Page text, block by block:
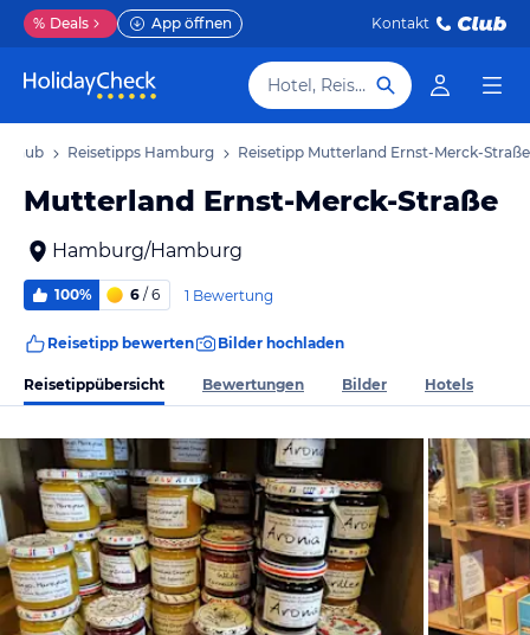
% Deals App öffnen Kontakt
Hotel, Reiseziel
Reisetipps Hamburg Reisetipp Mutterland Ernst-Merck-Straße
Mutterland Ernst-Merck-Straße
Hamburg/Hamburg
100% 6 / 6 1 Bewertung
Reisetipp bewerten Bilder hochladen
Reisetippübersicht Bewertungen Bilder Hotels